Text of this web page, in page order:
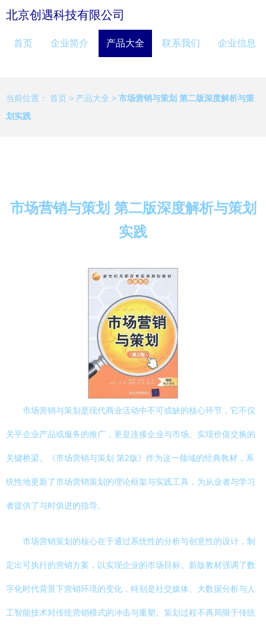
北京创遇科技有限公司
首页 企业简介 产品大全 联系我们 企业信息
当前位置： 首页 > 产品大全 > 市场营销与策划 第二版深度解析与策
划实践
市场营销与策划 第二版深度解析与策划
实践
市场营销与策划是现代商业活动中不可或缺的核心环节，它不仅
关乎企业产品或服务的推广，更是连接企业与市场、实现价值交换的
关键桥梁。《市场营销与策划 第2版》作为这一领域的经典教材，系
统性地更新了市场营销策划的理论框架与实践工具，为从业者与学习
者提供了与时俱进的指导。
市场营销策划的核心在于通过系统性的分析与创意性的设计，制
定出可执行的营销方案，以实现企业的市场目标。新版教材强调了数
字化时代背景下营销环境的变化，特别是社交媒体、大数据分析与人
工智能技术对传统营销模式的冲击与重塑。策划过程不再局限于传统